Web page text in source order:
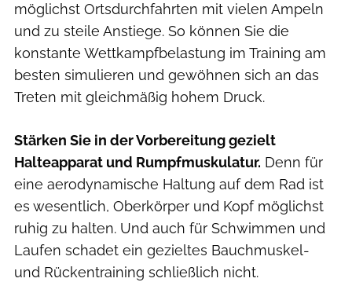
möglichst Ortsdurchfahrten mit vielen Ampeln
und zu steile Anstiege. So können Sie die
konstante Wettkampfbelastung im Training am
besten simulieren und gewöhnen sich an das
Treten mit gleichmäßig hohem Druck.
Stärken Sie in der Vorbereitung gezielt
Halteapparat und Rumpfmuskulatur. Denn für
eine aerodynamische Haltung auf dem Rad ist
es wesentlich, Oberkörper und Kopf möglichst
ruhig zu halten. Und auch für Schwimmen und
Laufen schadet ein gezieltes Bauchmuskel-
und Rückentraining schließlich nicht.